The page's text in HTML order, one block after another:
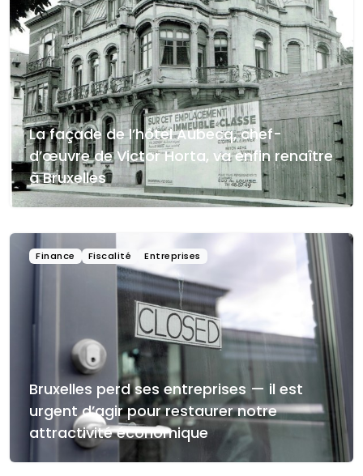
La façade de l’hôtel Aubecq, chef-
d’œuvre de Victor Horta, va enfin renaître
à Bruxelles
Finance Fiscalité Entreprises
Bruxelles perd ses entreprises — il est
urgent d’agir pour restaurer notre
attractivité économique